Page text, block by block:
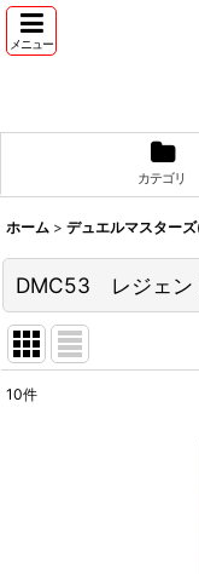
メニュー
カテゴリ
ホーム > デュエルマスター
DMC53 レジェン
10件